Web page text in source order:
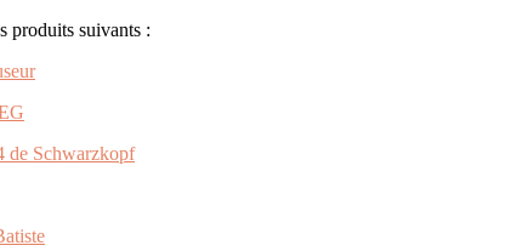
produits suivants :
de Schwarzkopf